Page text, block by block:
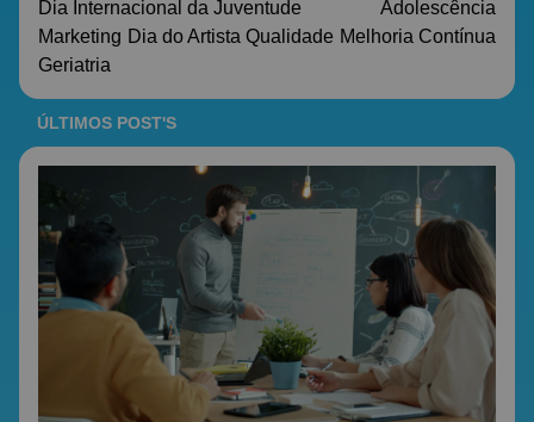
Dia Internacional da Juventude
Adolescência
Marketing Dia do Artista Qualidade Melhoria Contínua
Geriatria
ÚLTIMOS POST'S